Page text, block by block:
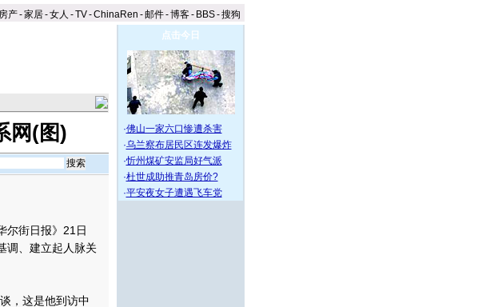
房产-家居-女人 -TV-ChinaRen -邮件-博客- BBS-搜狗
网(图)
街日报》21日
调、建立起人脉关
，这是他到访中
点击今日
·佛山一家六口惨遭杀害
·乌兰察布居民区连发爆炸
·忻州煤矿安监局好气派
·杜世成助推青岛房价?
·平安夜女子遭遇飞车党